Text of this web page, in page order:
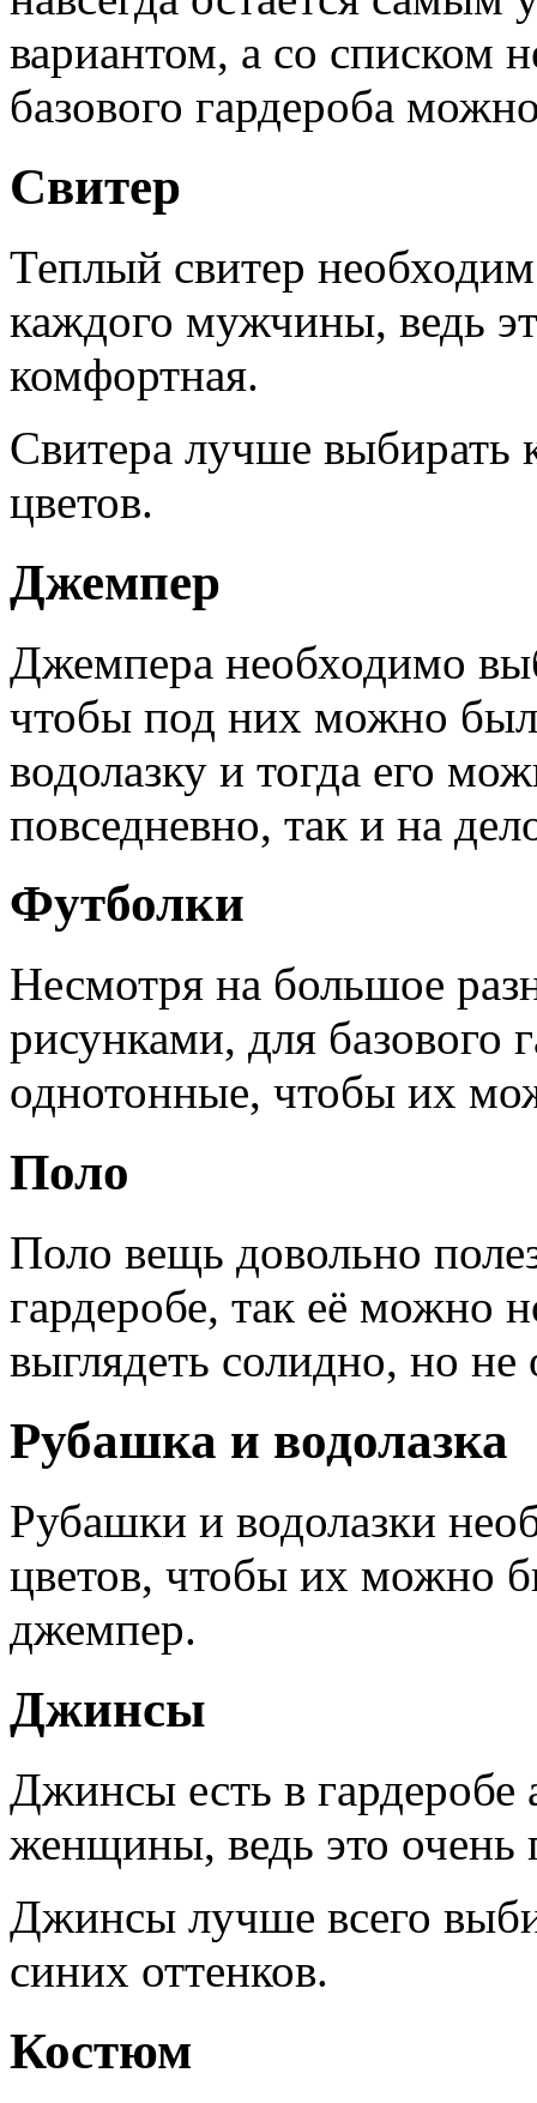
вариантом, а со списком
базового гардероба
Свитер
Теплый свитер
каждого мужчины, ведь
комфортная.
Свитера лучше выбирать
цветов.
Джемпер
Джемпера необходимо
чтобы под них можно
водолазку и тогда его
повседневно, так и на
Футболки
Несмотря на большое
рисунками, для базового
однотонные, чтобы их
Поло
Поло вещь довольно
гардеробе, так её можно
выглядеть солидно, но не
Рубашка и водолазка
Рубашки и водолазки
цветов, чтобы их можно
джемпер.
Джинсы
Джинсы есть в
женщины, ведь это очень
Джинсы лучше всего
синих оттенков.
Костюм